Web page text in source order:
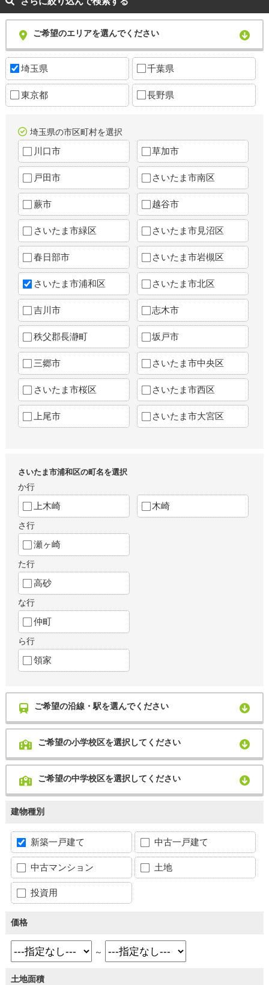
ご希望のエリアを選んでください
埼玉県 千葉県
東京都 長野県
埼玉県の市区町村を選択
川口市 草加市
戸田市 さいたま市南区
蕨市 越谷市
さいたま市緑区 さいたま市見沼区
春日部市 さいたま市岩槻区
さいたま市浦和区 さいたま市北区
吉川市 志木市
秩父郡長瀞町 坂戸市
三郷市 さいたま市中央区
さいたま市桜区 さいたま市西区
上尾市 さいたま市大宮区
さいたま市浦和区の町名を選択
か行
上木崎 木崎
さ行
瀬ヶ崎
た行
高砂
な行
仲町
ら行
領家
ご希望の沿線・駅を選んでください
ご希望の小学校区を選択してください
ご希望の中学校区を選択してください
建物種別
新築一戸建て 中古一戸建て
中古マンション 土地
投資用
価格
～
土地面積